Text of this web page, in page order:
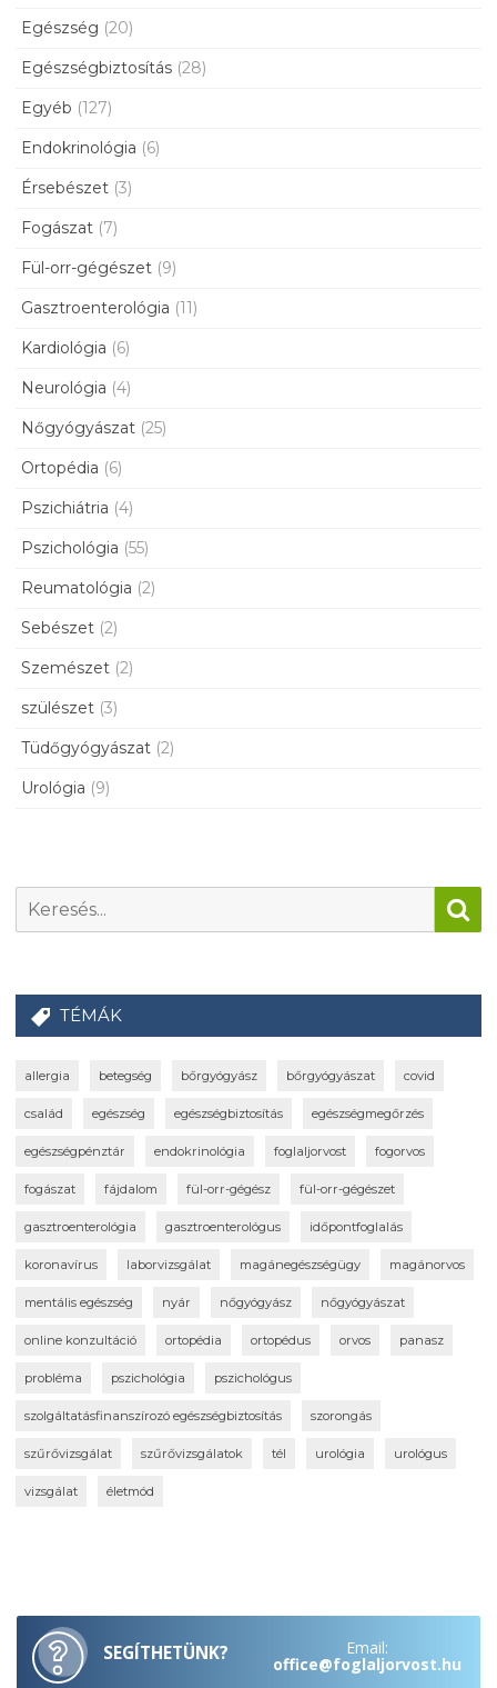
Egészség (20)
Egészségbiztosítás (28)
Egyéb (127)
Endokrinológia (6)
Érsebészet (3)
Fogászat (7)
Fül-orr-gégészet (9)
Gasztroenterológia (11)
Kardiológia (6)
Neurológia (4)
Nőgyógyászat (25)
Ortopédia (6)
Pszichiátria (4)
Pszichológia (55)
Reumatológia (2)
Sebészet (2)
Szemészet (2)
szülészet (3)
Tüdőgyógyászat (2)
Urológia (9)
TÉMÁK
allergia betegség bőrgyógyász bőrgyógyászat covid
család egészség egészségbiztosítás egészségmegőrzés
egészségpénztár endokrinológia foglaljorvost fogorvos
fogászat fájdalom fül-orr-gégész fül-orr-gégészet
gasztroenterológia gasztroenterológus időpontfoglalás
koronavírus laborvizsgálat magánegészségügy magánorvos
mentális egészség nyár nőgyógyász nőgyógyászat
online konzultáció ortopédia ortopédus orvos panasz
probléma pszichológia pszichológus
szolgáltatásfinanszírozó egészségbiztosítás szorongás
szűrővizsgálat szűrővizsgálatok tél urológia urológus
vizsgálat életmód
SEGÍTHETÜNK? Email:
office@foglaljorvost.hu